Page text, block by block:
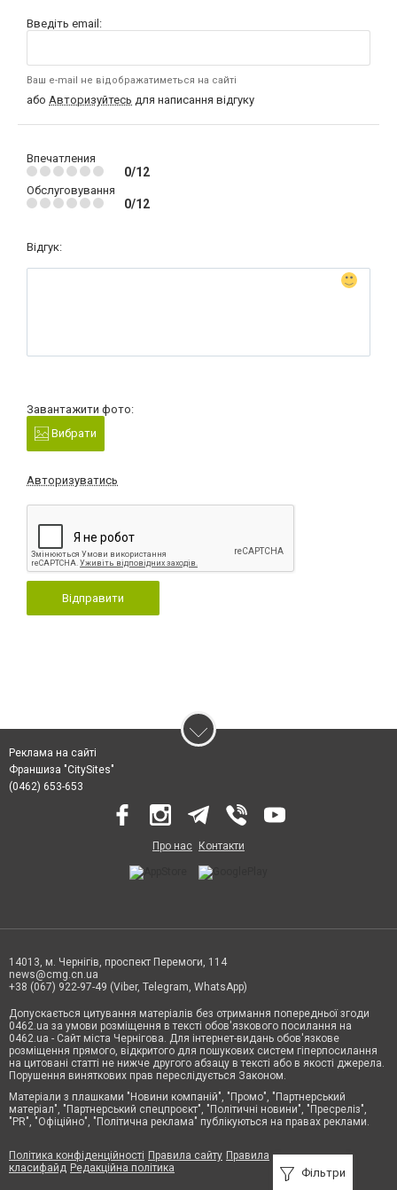
Введіть email:
Ваш e-mail не відображатиметься на сайті
або Авторизуйтесь для написання відгуку
Впечатления
0/12
Обслуговування
0/12
Відгук:
Завантажити фото:
Вибрати
Авторизуватись
Відправити
Фільтри
Реклама на сайті
Франшиза "CitySites"
(0462) 653-653
Про нас Контакти
14013, м. Чернігів, проспект Перемоги, 114
news@cmg.cn.ua
+38 (067) 922-97-49 (Viber, Telegram, WhatsApp)
Допускається цитування матеріалів без отримання попередньої згоди
0462.ua за умови розміщення в тексті обов'язкового посилання на
0462.ua - Сайт міста Чернігова. Для інтернет-видань обов'язкове
розміщення прямого, відкритого для пошукових систем гіперпосилання
на цитовані статті не нижче другого абзацу в тексті або в якості джерела.
Порушення виняткових прав переслідується Законом.
Матеріали з плашками "Новини компаній", "Промо", "Партнерський
матеріал", "Партнерський спецпроєкт", "Політичні новини", "Пресреліз",
"PR", "Офіційно", "Політична реклама" публікуються на правах реклами.
Політика конфіденційності Правила сайту Правила
класифайд Редакційна політика